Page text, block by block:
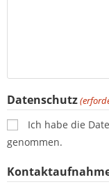
Datenschutz
Ich habe die
genommen.